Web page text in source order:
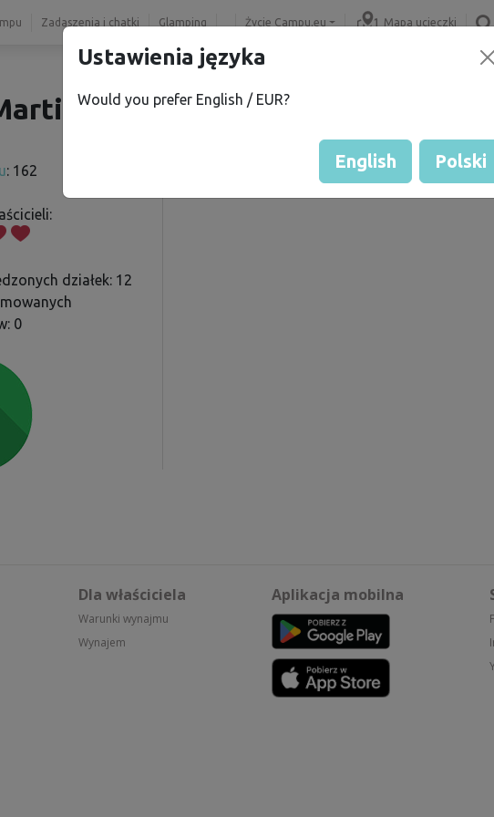
Zadaszenia i chatki Glamping Życie Campu.eu Mapa ucieczki
C.
: 162
działek: 12
0
Dla właściciela
Warunki wynajmu
Wynajem
Aplikacja mobilna
Ustawienia języka
Would you prefer English / EUR?
English Polski